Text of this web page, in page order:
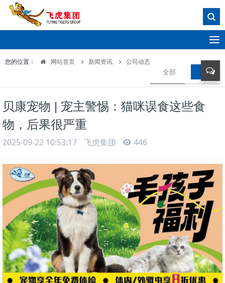
T
o
g
g
l
a
t
i
n
您的位置： 网站首页 新闻资讯 公司动态
全部 公司动
贝康宠物 | 宠主警惕：猫咪误食这些食
物，后果很严重
2025-09-22 10:53:17 飞虎集团 446